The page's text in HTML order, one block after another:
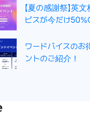
【夏の感謝祭】英
ビスが今だけ
ワードバイスのお
ントのご紹介！